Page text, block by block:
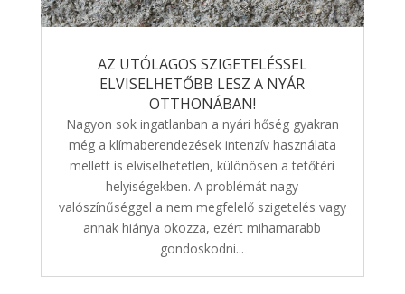
AZ UTÓLAGOS SZIGETELÉSSEL
ELVISELHETŐBB LESZ A NYÁR
OTTHONÁBAN!
Nagyon sok ingatlanban a nyári hőség gyakran
még a klímaberendezések intenzív használata
mellett is elviselhetetlen, különösen a tetőtéri
helyiségekben. A problémát nagy
valószínűséggel a nem megfelelő szigetelés vagy
annak hiánya okozza, ezért mihamarabb
gondoskodni...